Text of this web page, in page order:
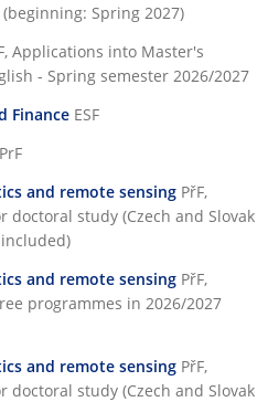
Spring 2027)
, Applications into Master's
- Spring semester 2026/2027
Finance ESF
PrF
and remote sensing PřF,
study (Czech and Slovak
and remote sensing PřF,
programmes in 2026/2027
and remote sensing PřF,
study (Czech and Slovak